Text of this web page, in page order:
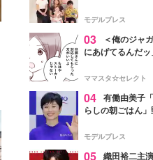
よ！」
モデルプレス
03
＜俺のジャ
にあげてるんだ
ママスタ☆セレクト
04 有働由美子
らしの朝ごはん
そう」と反響
モデルプレス
05 織田裕二主